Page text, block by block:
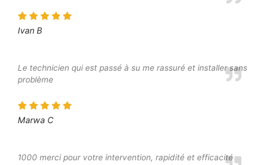
Ivan B
Le technicien qui est passé à su me rassuré et installer sans
problème
Marwa C
1000 merci pour votre intervention, rapidité et efficacité